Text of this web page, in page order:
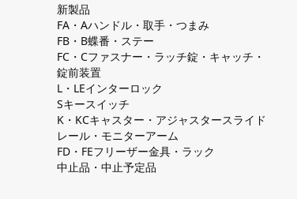
新製品
FA・Aハンドル・取手・つまみ
FB・B蝶番・ステー
FC・Cファスナー・ラッチ錠・キャッチ・
錠前装置
L・LEインターロック
Sキースイッチ
K・KCキャスター・アジャスタースライド
レール・モニターアーム
FD・FEフリーザー金具・ラック
中止品・中止予定品